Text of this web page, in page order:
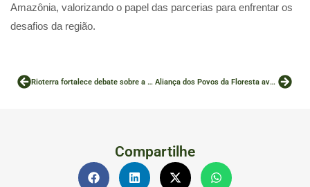
Amazônia, valorizando o papel das parcerias para enfrentar os
desafios da região.
Rioterra fortalece debate sobre a regulamentação da Lei do Mercado de Carbono Brasileiro Aliança dos Povos da Floresta avança em diálogo com a Funai sobre iniciativas de REDD+
Compartilhe